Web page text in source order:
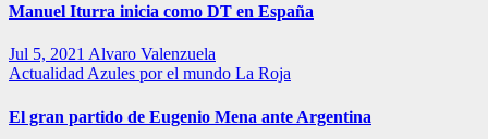
Manuel Iturra inicia como DT en España
Jul 5, 2021 Alvaro Valenzuela
Actualidad Azules por el mundo La Roja
El gran partido de Eugenio Mena ante Argentina